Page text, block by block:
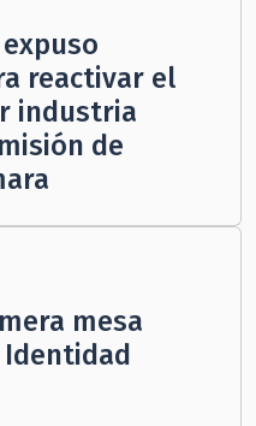
reactivar el
industria
de
mesa